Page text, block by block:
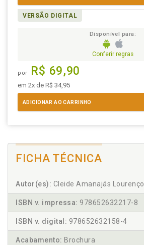
VERSÃO DIGITAL
Disponível para:
Conferir regras
por R$ 69,90
em 2x de R$ 34,95
ADICIONAR AO CARRINHO
FICHA TÉCNICA
Autor(es): Cleide Amanajás Lourenço
ISBN v. impressa: 978652632217-8
ISBN v. digital: 978652632158-4
Acabamento: Brochura